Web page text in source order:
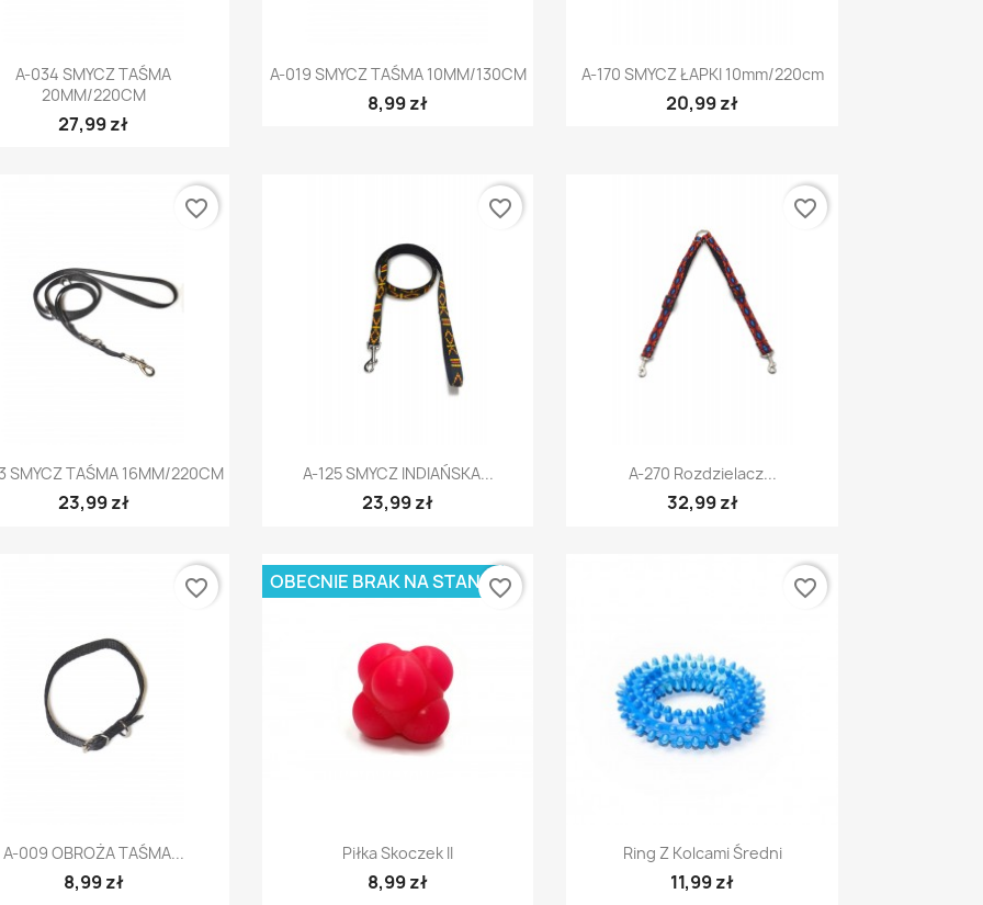
Szybki podgląd
A-034 SMYCZ TAŚMA
20MM/220CM
27,99 zł
Szybki podgląd
A-019 SMYCZ TAŚMA 10MM/130CM
8,99 zł
Szybki podgląd
A-170 SMYCZ ŁAPKI 10mm/220cm
20,99 zł
Szybki podgląd
SMYCZ TAŚMA 16MM/220CM
23,99 zł
favorite_border
Szybki podgląd
A-125 SMYCZ INDIAŃSKA...
23,99 zł
favorite_border
Szybki podgląd
A-270 Rozdzielacz...
32,99 zł
favorite_border
Szybki podgląd
A-009 OBROŻA TAŚMA...
8,99 zł
favorite_border
Szybki podgląd
Piłka Skoczek II
8,99 zł
OBECNIE BRAK NA STANIEfavorite_border
Szybki podgląd
Ring Z Kolcami Średni
11,99 zł
favorite_border